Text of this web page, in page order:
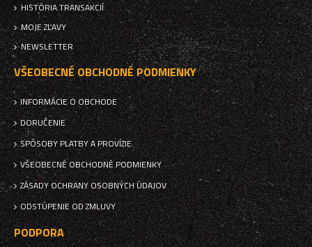
HISTÓRIA TRANSAKCIÍ
MOJE ZĽAVY
NEWSLETTER
VŠEOBECNÉ OBCHODNÉ PODMIENKY
INFORMÁCIE O OBCHODE
DORUČENIE
SPÔSOBY PLATBY A PROVÍZIE
VŠEOBECNÉ OBCHODNÉ PODMIENKY
ZÁSADY OCHRANY OSOBNÝCH ÚDAJOV
ODSTÚPENIE OD ZMLUVY
PODPORA